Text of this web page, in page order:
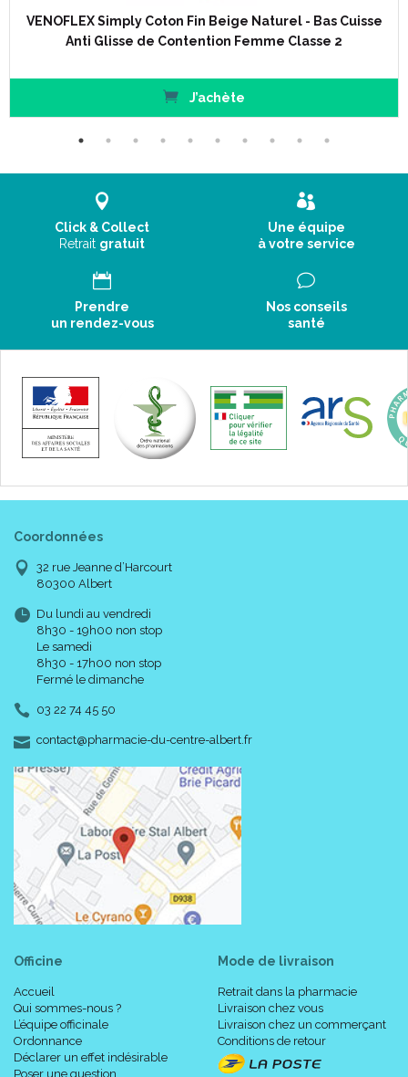
VENOFLEX Simply Coton Fin Beige Naturel - Bas Cuisse
Anti Glisse de Contention Femme Classe 2
J’achète
Click & Collect
Retrait gratuit
Une équipe
à votre service
Prendre
un rendez-vous
Nos conseils
santé
Coordonnées
32 rue Jeanne d’Harcourt
80300 Albert
Du lundi au vendredi
8h30 - 19h00 non stop
Le samedi
8h30 - 17h00 non stop
Fermé le dimanche
03 22 74 45 50
contact-
@-
pharmacie-du-centre-albert.fr
Officine
Accueil
Qui sommes-nous ?
L’équipe officinale
Ordonnance
Déclarer un effet indésirable
Poser une question
Mode de livraison
Retrait dans la pharmacie
Livraison chez vous
Livraison chez un commerçant
Conditions de retour